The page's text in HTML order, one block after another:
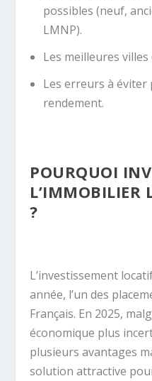
possibles (neuf,
LMNP).
Les meilleures
Les erreurs à
rendement.
POURQUOI
L’IMMOBILIER
?
L’investissement
année, l’un des
Français. En 2025,
économique plus
plusieurs avantages
solution attractive